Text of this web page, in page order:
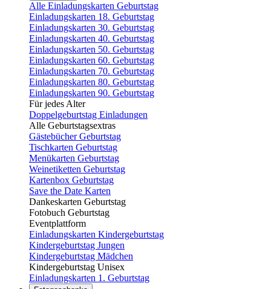
Alle Einladungskarten Geburtstag
Einladungskarten 18. Geburtstag
Einladungskarten 30. Geburtstag
Einladungskarten 40. Geburtstag
Einladungskarten 50. Geburtstag
Einladungskarten 60. Geburtstag
Einladungskarten 70. Geburtstag
Einladungskarten 80. Geburtstag
Einladungskarten 90. Geburtstag
Für jedes Alter
Doppelgeburtstag Einladungen
Alle Geburtstagsextras
Gästebücher Geburtstag
Tischkarten Geburtstag
Menükarten Geburtstag
Weinetiketten Geburtstag
Kartenbox Geburtstag
Save the Date Karten
Dankeskarten Geburtstag
Fotobuch Geburtstag
Eventplattform
Einladungskarten Kindergeburtstag
Kindergeburtstag Jungen
Kindergeburtstag Mädchen
Kindergeburtstag Unisex
Einladungskarten 1. Geburtstag